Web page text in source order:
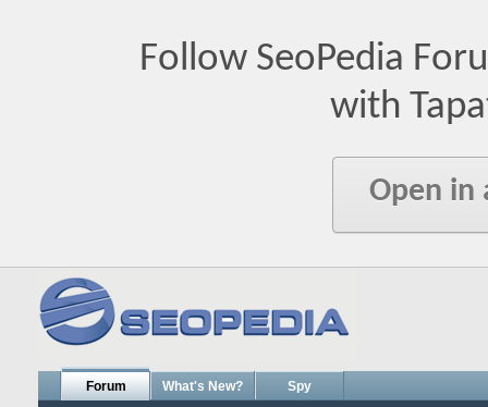
Follow SeoPedia
with
Open in
Forum What's New? Spy